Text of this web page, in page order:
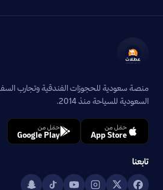
منصة سعودية للحجوزات الفندقية وتجارب
السعودية للسياحة منذ 2014.
حمّل من
App Store
حمّل من
Google Play
تابعنا